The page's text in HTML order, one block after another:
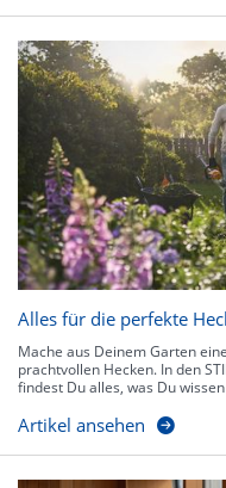
Alles für die perfekte
Mache aus Deinem Garten
prachtvollen Hecken. In den
findest Du alles, was Du
Artikel ansehen